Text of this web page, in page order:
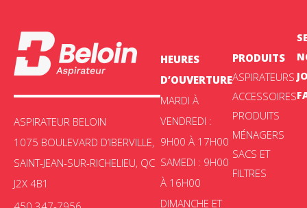
ASPIRATEUR BELOIN
1075 BOULEVARD D’IBERVILLE,
SAINT-JEAN-SUR-RICHELIEU, QC
J2X 4B1
HEURES
D’OUVERTURE
MARDI À
VENDREDI :
9H00 À 17H00
SAMEDI : 9H00
À 16H00
DIMANCHE ET
PRODUITS
ASPIRATEURS
ACCESSOIRES
PRODUITS
MÉNAGERS
SACS ET
FILTRES